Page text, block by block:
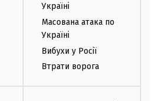
Україні
Масована атака по
Україні
Вибухи у Росії
Втрати ворога